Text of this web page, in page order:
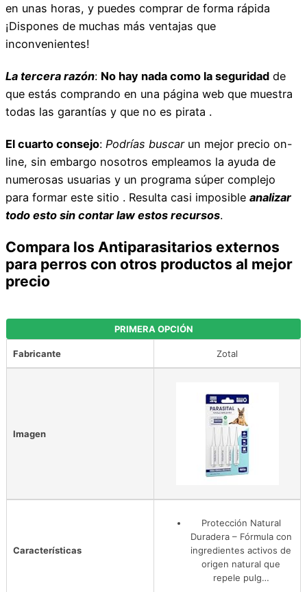
en unas horas, y puedes comprar de forma rápida
¡Dispones de muchas más ventajas que
inconvenientes!
La tercera razón: No hay nada como la seguridad de
que estás comprando en una página web que muestra
todas las garantías y que no es pirata .
El cuarto consejo: Podrías buscarun mejor precio on-
line, sin embargo nosotros empleamos la ayuda de
numerosas usuarias y un programa súper complejo
para formar este sitio . Resulta casi imposible analizar
todo esto sin contar law estos recursos.
Compara los Antiparasitarios externos
para perros con otros productos al mejor
precio
PRIMERA OPCIÓN
Fabricante Zotal
Imagen
Características
Protección Natural
Duradera – Fórmula con
ingredientes activos de
origen natural que
repele pulg…